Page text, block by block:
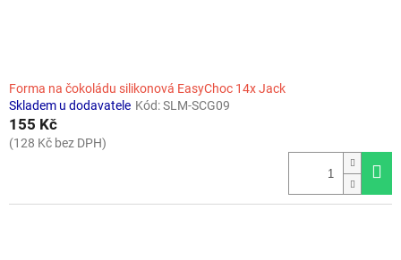
Forma na čokoládu silikonová EasyChoc 14x Jack
Skladem u dodavatele Kód:SLM-SCG09
155 Kč
(128 Kč bez DPH)